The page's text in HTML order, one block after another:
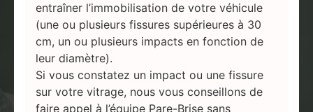
entraîner l’immobilisation de votre véhicule
(une ou plusieurs fissures supérieures à 30
cm, un ou plusieurs impacts en fonction de
leur diamètre).
Si vous constatez un impact ou une fissure
sur votre vitrage, nous vous conseillons de
faire appel à l’équipe Pare-Brise sans